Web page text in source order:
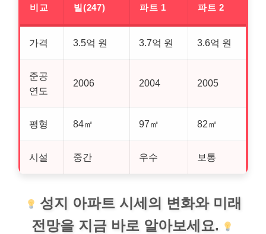
비교 빌(247) 파트 1 파트 2
가격 3.5억 원 3.7억 원 3.6억 원
준공
연도
2006 2004 2005
평형 84㎡ 97㎡ 82㎡
시설 중간 우수 보통
성지 아파트 시세의 변화와 미래
전망을 지금 바로 알아보세요.